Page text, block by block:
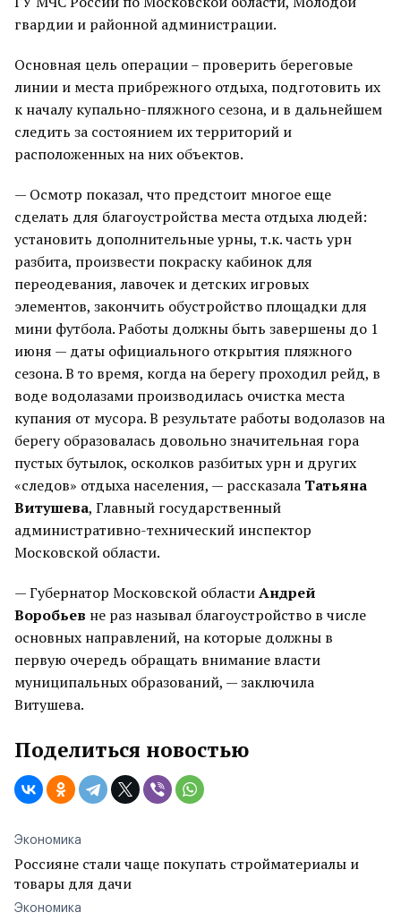
гвардии и районной администрации.
Основная цель операции – проверить береговые
линии и места прибрежного отдыха, подготовить их
к началу купально-пляжного сезона, и в дальнейшем
следить за состоянием их территорий и
расположенных на них объектов.
— Осмотр показал, что предстоит многое еще
сделать для благоустройства места отдыха людей:
установить дополнительные урны, т.к. часть урн
разбита, произвести покраску кабинок для
переодевания, лавочек и детских игровых
элементов, закончить обустройство площадки для
мини футбола. Работы должны быть завершены до 1
июня — даты официального открытия пляжного
сезона. В то время, когда на берегу проходил рейд, в
воде водолазами производилась очистка места
купания от мусора. В результате работы водолазов на
берегу образовалась довольно значительная гора
пустых бутылок, осколков разбитых урн и других
«следов» отдыха населения, — рассказала Татьяна
Витушева, Главный государственный
административно-технический инспектор
Московской области.
— Губернатор Московской областиАндрей
Воробьев не раз называл благоустройство в числе
основных направлений, на которые должны в
первую очередь обращать внимание власти
муниципальных образований, — заключила
Витушева.
Поделиться новостью
Экономика
Россияне стали чаще покупать стройматериалы и
товары для дачи
Экономика